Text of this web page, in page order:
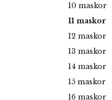
10 maskor
11 maskor
12 maskor
13 maskor
14 maskor
15 maskor
16 maskor